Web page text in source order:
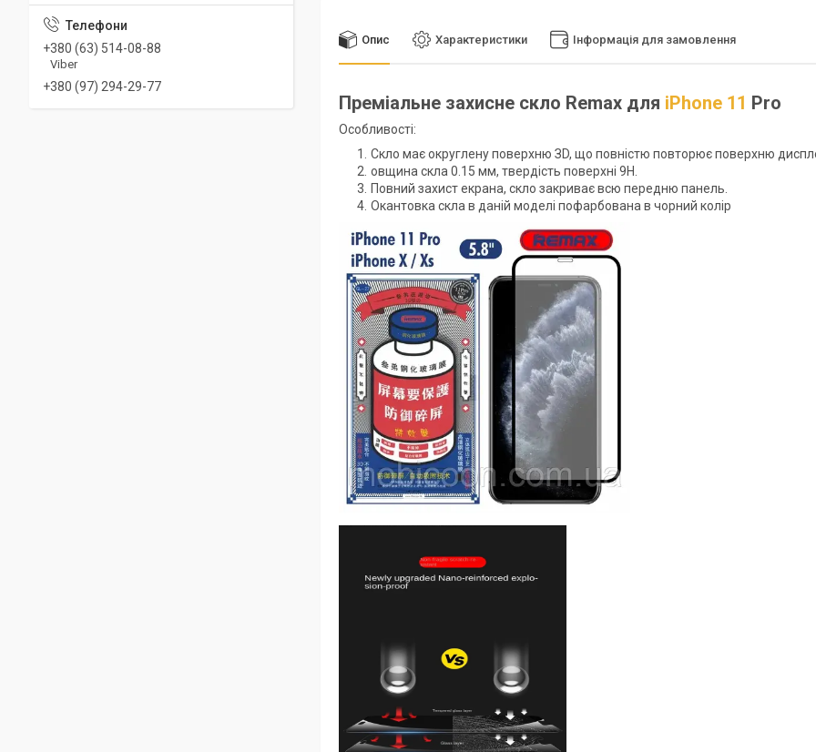
Опис Характеристики Інформація для замовлення
Преміальне захисне скло Remax для iPhone 11 Pro
Особливості:
Скло має округлену поверхню ЗD, що повністю повторює поверхню
овщина скла 0.15 мм, твердість поверхні 9Н.
Повний захист екрана, скло закриває всю передню панель.
Окантовка скла в даній моделі пофарбована в чорний колір
+380 (63) 514-08-88
Viber
+380 (97) 294-29-77